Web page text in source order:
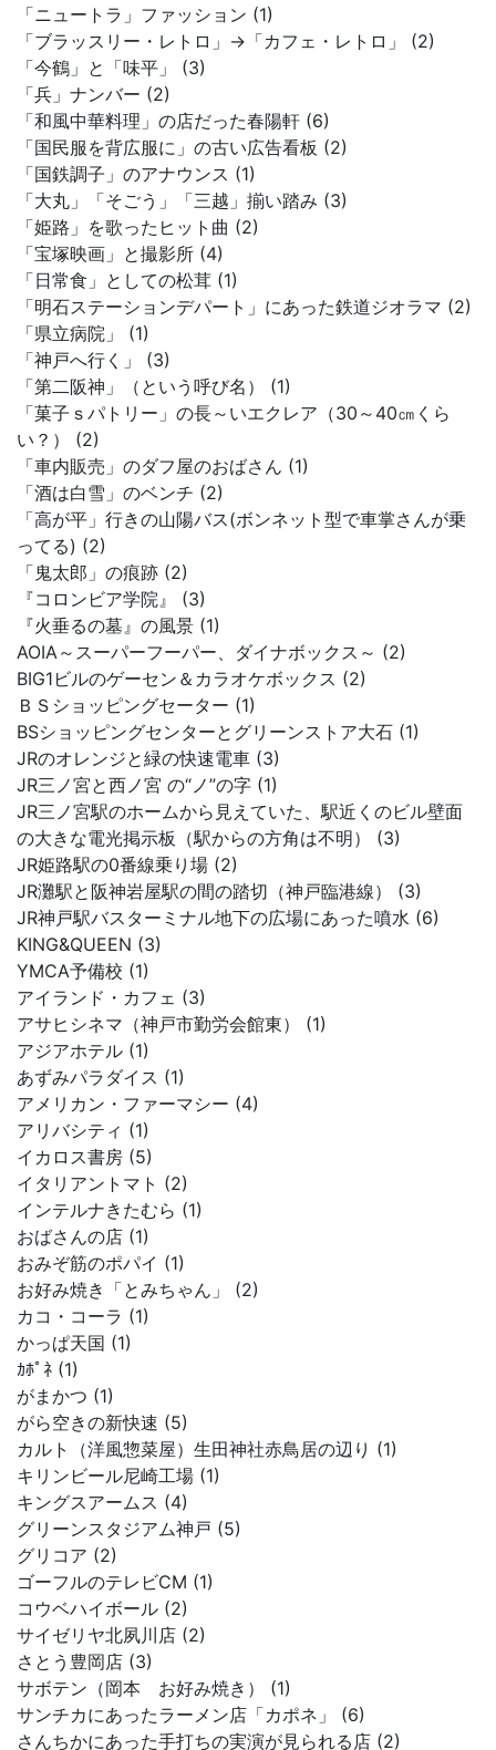
「ニュートラ」ファッション (1)
「ブラッスリー・レトロ」→「カフェ・レトロ」 (2)
「今鶴」と「味平」 (3)
「兵」ナンバー (2)
「和風中華料理」の店だった春陽軒 (6)
「国民服を背広服に」の古い広告看板 (2)
「国鉄調子」のアナウンス (1)
「大丸」「そごう」「三越」揃い踏み (3)
「姫路」を歌ったヒット曲 (2)
「宝塚映画」と撮影所 (4)
「日常食」としての松茸 (1)
「明石ステーションデパート」にあった鉄道ジオラマ (2)
「県立病院」 (1)
「神戸へ行く」 (3)
「第二阪神」（という呼び名） (1)
「菓子ｓパトリー」の長～いエクレア（30～40㎝くら
い？） (2)
「車内販売」のダフ屋のおばさん (1)
「酒は白雪」のベンチ (2)
「高が平」行きの山陽バス(ボンネット型で車掌さんが乗
ってる) (2)
「鬼太郎」の痕跡 (2)
『コロンビア学院』 (3)
『火垂るの墓』の風景 (1)
AOIA～スーパーフーパー、ダイナボックス～ (2)
BIG1ビルのゲーセン＆カラオケボックス (2)
ＢＳショッピングセーター (1)
BSショッピングセンターとグリーンストア大石 (1)
JRのオレンジと緑の快速電車 (3)
JR三ノ宮と西ノ宮 の“ノ”の字 (1)
JR三ノ宮駅のホームから見えていた、駅近くのビル壁面
の大きな電光掲示板（駅からの方角は不明） (3)
JR姫路駅の0番線乗り場 (2)
JR灘駅と阪神岩屋駅の間の踏切（神戸臨港線） (3)
JR神戸駅バスターミナル地下の広場にあった噴水 (6)
KING&QUEEN (3)
YMCA予備校 (1)
アイランド・カフェ (3)
アサヒシネマ（神戸市勤労会館東） (1)
アジアホテル (1)
あずみパラダイス (1)
アメリカン・ファーマシー (4)
アリバシティ (1)
イカロス書房 (5)
イタリアントマト (2)
インテルナきたむら (1)
おばさんの店 (1)
おみぞ筋のポパイ (1)
お好み焼き「とみちゃん」 (2)
カコ・コーラ (1)
かっぱ天国 (1)
ｶﾎﾟﾈ (1)
がまかつ (1)
がら空きの新快速 (5)
カルト（洋風惣菜屋）生田神社赤鳥居の辺り (1)
キリンビール尼崎工場 (1)
キングスアームス (4)
グリーンスタジアム神戸 (5)
グリコア (2)
ゴーフルのテレビCM (1)
コウベハイボール (2)
サイゼリヤ北夙川店 (2)
さとう豊岡店 (3)
サボテン（岡本 お好み焼き） (1)
サンチカにあったラーメン店「カポネ」 (6)
さんちかにあった手打ちの実演が見られる店 (2)